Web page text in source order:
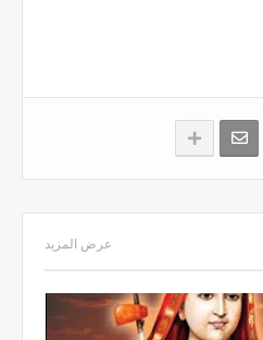
عرض المزيد